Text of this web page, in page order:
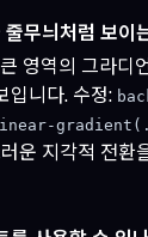
무늬처럼 보이
영역의 그라디
입니다. 수정:
운 지각적 전환